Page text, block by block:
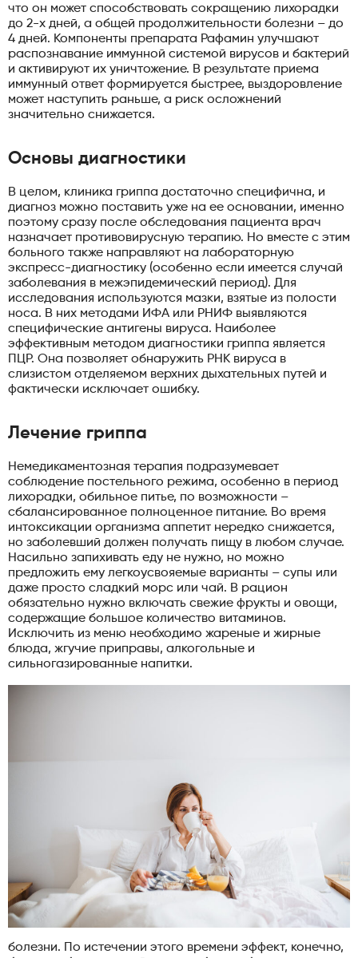
что он может способствовать сокращению лихорадки
до 2-х дней, а общей продолжительности болезни – до
4 дней. Компоненты препарата Рафамин улучшают
распознавание иммунной системой вирусов и бактерий
и активируют их уничтожение. В результате приема
иммунный ответ формируется быстрее, выздоровление
может наступить раньше, а риск осложнений
значительно снижается.
Основы диагностики
В целом, клиника гриппа достаточно специфична, и
диагноз можно поставить уже на ее основании, именно
поэтому сразу после обследования пациента врач
назначает противовирусную терапию. Но вместе с этим
больного также направляют на лабораторную
экспресс-диагностику (особенно если имеется случай
заболевания в межэпидемический период). Для
исследования используются мазки, взятые из полости
носа. В них методами ИФА или РНИФ выявляются
специфические антигены вируса. Наиболее
эффективным методом диагностики гриппа является
ПЦР. Она позволяет обнаружить РНК вируса в
слизистом отделяемом верхних дыхательных путей и
фактически исключает ошибку.
Лечение гриппа
Немедикаментозная терапия подразумевает
соблюдение постельного режима, особенно в период
лихорадки, обильное питье, по возможности –
сбалансированное полноценное питание. Во время
интоксикации организма аппетит нередко снижается,
но заболевший должен получать пищу в любом случае.
Насильно запихивать еду не нужно, но можно
предложить ему легкоусвояемые варианты – супы или
даже просто сладкий морс или чай. В рацион
обязательно нужно включать свежие фрукты и овощи,
содержащие большое количество витаминов.
Исключить из меню необходимо жареные и жирные
блюда, жгучие приправы, алкогольные и
сильногазированные напитки.
болезни. По истечении этого времени эффект, конечно,